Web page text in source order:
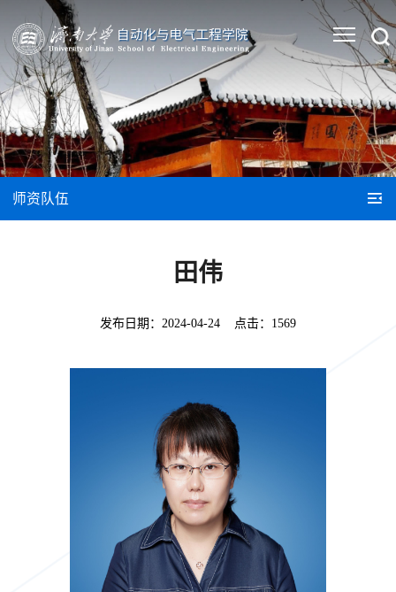
师资队伍
田伟
发布日期： 2024-04-24点击： 1569